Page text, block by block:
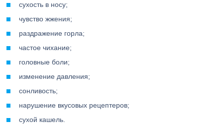
сухость в носу;
чувство жжения;
раздражение горла;
частое чихание;
головные боли;
изменение давления;
сонливость;
нарушение вкусовых рецептеров;
сухой кашель.